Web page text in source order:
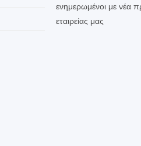
ενημερωμένοι με νέα
εταιρείας μας